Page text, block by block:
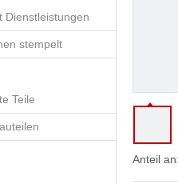
Dienstleistungen
stempelt
Teile
Anteil an: